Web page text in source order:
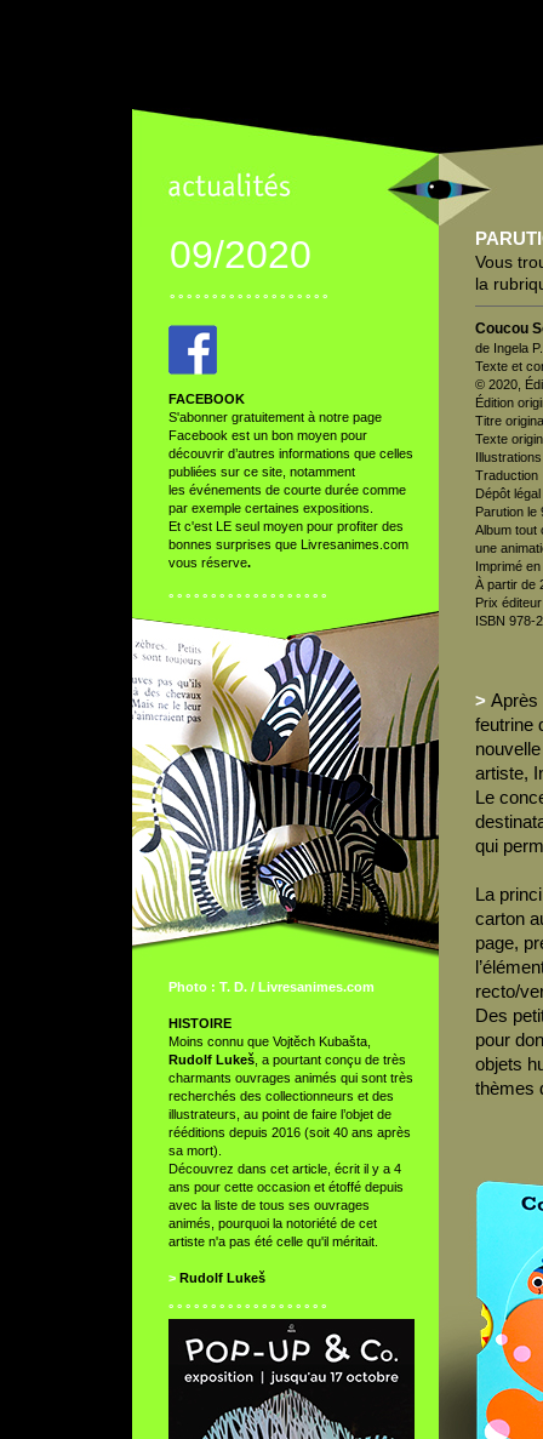
09/2020
° ° ° ° ° ° ° ° ° ° ° ° ° ° ° ° ° ° °
FACEBOOK
S'abonner gratuitement à notre page
Facebook est un bon moyen pour
découvrir d’autres informations que celles
publiées sur ce site, notamment
les événements de courte durée comme
par exemple certaines expositions.
Et c'est LE seul moyen pour profiter des
bonnes surprises que Livresanimes.com
vous réserve.
° ° ° ° ° ° ° ° ° ° ° ° ° ° ° ° ° ° °
Photo : T. D. / Livresanimes.com
HISTOIRE
Moins connu que Vojtěch Kubašta,
Rudolf Lukeš, a pourtant conçu de très
charmants ouvrages animés qui sont très
recherchés des collectionneurs et des
illustrateurs, au point de faire l’objet de
rééditions depuis 2016 (soit 40 ans après
sa mort).
Découvrez dans cet article, écrit il y a 4
ans pour cette occasion et étoffé depuis
avec la liste de tous ses ouvrages
animés, pourquoi la notoriété de cet
artiste n'a pas été celle qu'il méritait.
> Rudolf Lukeš
° ° ° ° ° ° ° ° ° ° ° ° ° ° ° ° ° ° °
Vous
la
Coucou
de Ingela
Texte et
© 2020,
Édition
Titre
Texte
Traduction
Dépôt
Parution le
Album tout
une
Imprimé
À partir de
Prix
ISBN 978-
> Après
feutrine
artiste,
Le
qui
La
carton
page,
recto/
Des
pour
objets
thèmes